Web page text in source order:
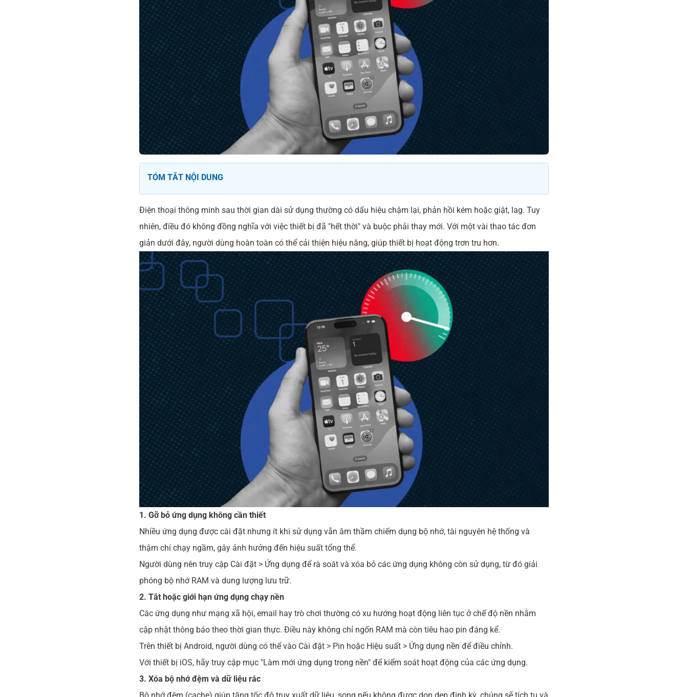
TÓM TẮT NỘI DUNG
Điện thoại thông minh sau thời gian dài sử dụng thường có dấu hiệu chậm lại, phản hồi kém hoặc giật, lag. Tuy
nhiên, điều đó không đồng nghĩa với việc thiết bị đã "hết thời" và buộc phải thay mới. Với một vài thao tác đơn
giản dưới đây, người dùng hoàn toàn có thể cải thiện hiệu năng, giúp thiết bị hoạt động trơn tru hơn.
1. Gỡ bỏ ứng dụng không cần thiết
Nhiều ứng dụng được cài đặt nhưng ít khi sử dụng vẫn âm thầm chiếm dụng bộ nhớ, tài nguyên hệ thống và
thậm chí chạy ngầm, gây ảnh hưởng đến hiệu suất tổng thể.
Người dùng nên truy cập Cài đặt > Ứng dụng để rà soát và xóa bỏ các ứng dụng không còn sử dụng, từ đó giải
phóng bộ nhớ RAM và dung lượng lưu trữ.
2. Tắt hoặc giới hạn ứng dụng chạy nền
Các ứng dụng như mạng xã hội, email hay trò chơi thường có xu hướng hoạt động liên tục ở chế độ nền nhằm
cập nhật thông báo theo thời gian thực. Điều này không chỉ ngốn RAM mà còn tiêu hao pin đáng kể.
Trên thiết bị Android, người dùng có thể vào Cài đặt > Pin hoặc Hiệu suất > Ứng dụng nền để điều chỉnh.
Với thiết bị iOS, hãy truy cập mục "Làm mới ứng dụng trong nền" để kiểm soát hoạt động của các ứng dụng.
3. Xóa bộ nhớ đệm và dữ liệu rác